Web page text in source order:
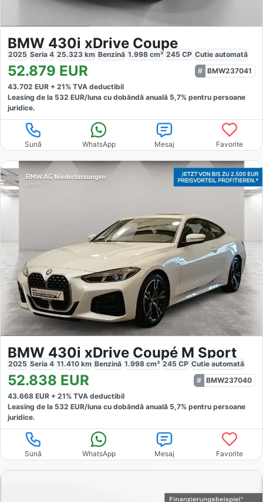
BMW 430i xDrive Coupe
2025 Seria 4 25.323 km Benzină 1.998 cm³ 245 CP Cutie automată
52.879 EUR
BMW237041
43.702 EUR + 21% TVA deductibil
Leasing de la 532 EUR/luna cu dobăndă anuală 5,7% pentru persoane
juridice.
Sună WhatsApp Mesaj Favorite
BMW 430i xDrive Coupé M Sport
2025 Seria 4 11.410 km Benzină 1.998 cm³ 245 CP Cutie automată
52.838 EUR
BMW237040
43.668 EUR + 21% TVA deductibil
Leasing de la 532 EUR/luna cu dobăndă anuală 5,7% pentru persoane
juridice.
Sună WhatsApp Mesaj Favorite